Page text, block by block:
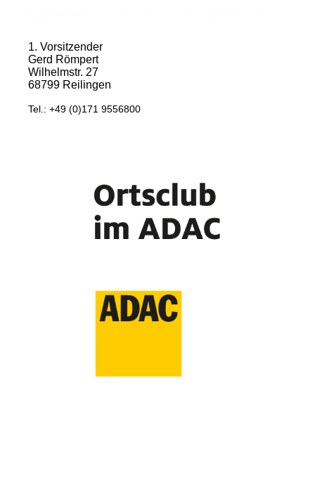
1. Vorsitzender
Gerd Römpert
Wilhelmstr. 27
68799 Reilingen
Tel.: +49 (0)171 9556800